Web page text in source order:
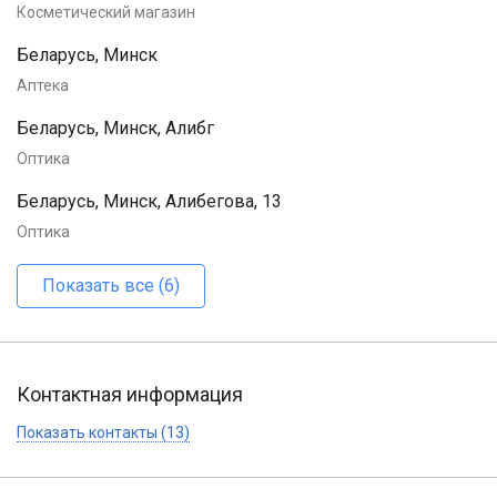
Косметический магазин
Беларусь, Минск
Аптека
Беларусь, Минск, Алибг
Оптика
Беларусь, Минск, Алибегова, 13
Оптика
Показать все (6)
Контактная информация
Показать контакты (13)